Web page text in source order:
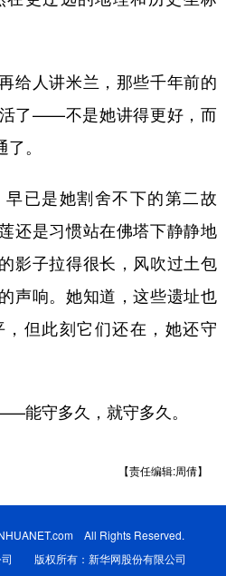
人讲米兰，那些千年前的
了——不是她讲得更好，而
。
已是她割舍不下的第二故
还是习惯站在佛塔下静静地
影子拉得很长，风吹过土包
声响。她知道，这些遗址也
但此刻它们还在，她还守
守多久，就守多久。
【责任编辑:周倩】
All Rights Reserved.
司 版权所有：新华网股份有限公司